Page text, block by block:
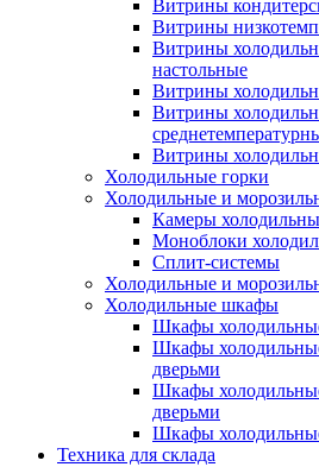
Витрины
Витрины
Витрины
настольные
Витрины
Витрины
Витрины
Холодильные горки
Холодильные и
Камеры
Моноблоки
Сплит-системы
Холодильные и
Холодильные шкафы
Шкафы
Шкафы
дверьми
Шкафы
дверьми
Шкафы
Техника для склада